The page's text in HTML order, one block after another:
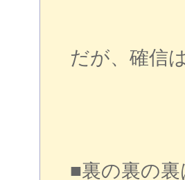
だが、確信
■裏の裏の